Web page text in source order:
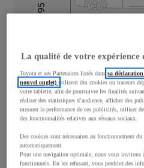
Hauteur
1 595
1 870
La qualité de votre expérience
Toyota et ses Partenaires listés danssa
nouvel onglet)utilisent des cookies ou traceurs
votre tablette, afin de poursuivre les finalités
réaliser des statistiques d’audience, afficher des
mesurer la performance de ces publicités, utiliser
des fonctionnalités relatives aux réseaux sociaux.
Des cookies sont nécessaires au fonctionnement
automatiquement.
Pour une navigation optimale, nous vous invitons
fonctionnels. En les refusant, vous perdriez des